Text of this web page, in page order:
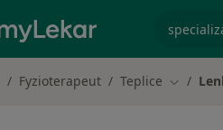
Fyzioterapeut Teplice Změna